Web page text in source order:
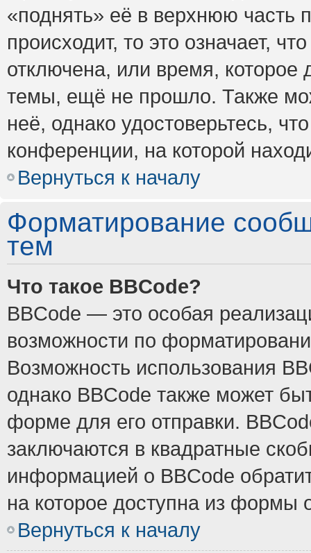
«поднять» её в верхнюю часть
происходит, то это означает,
отключена, или время, которое
темы, ещё не прошло. Также
неё, однако удостоверьтесь,
конференции, на которой
Вернуться к началу
Форматирование
тем
Что такое BBCode?
BBCode — это особая
возможности по
Возможность использования
однако BBCode также может
форме для его отправки.
заключаются в квадратные
информацией о BBCode
на которое доступна из формы
Вернуться к началу